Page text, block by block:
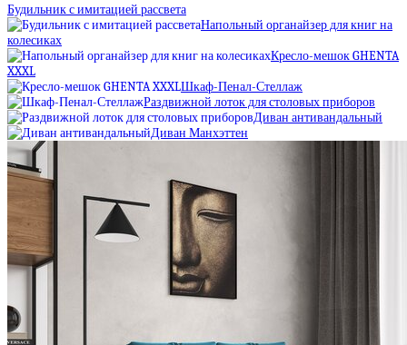
Будильник с имитацией рассвета
Напольный органайзер для книг на
колесиках
Кресло-мешок GHENTA
XXXL
Шкаф-Пенал-Стеллаж
Раздвижной лоток для столовых приборов
Диван антивандальный
Диван Манхэттен